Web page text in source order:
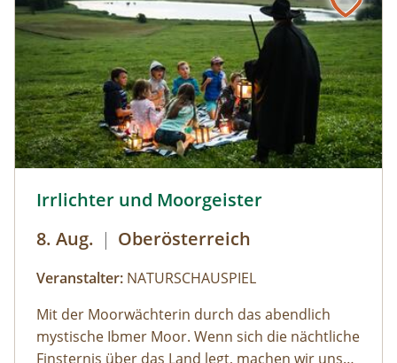
Irrlichter und Moorgeister
8. Aug. | Oberösterreich
Veranstalter: NATURSCHAUSPIEL
Mit der Moorwächterin durch das abendlich
mystische Ibmer Moor. Wenn sich die nächtliche
Finsternis über das Land legt, machen wir uns